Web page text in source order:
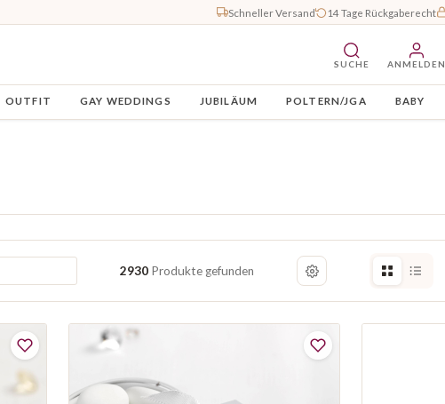
Schneller Versand 14 Tage Rückgaberecht
SUCHE ANMELDEN
OUTFIT GAY WEDDINGS JUBILÄUM POLTERN/JGA BABY
2930 Produkte gefunden